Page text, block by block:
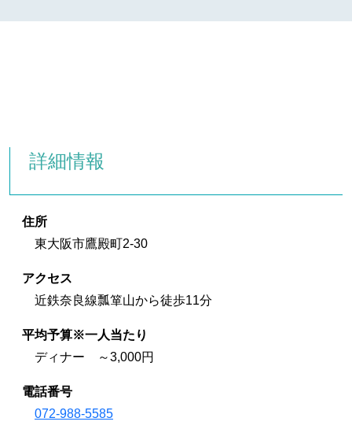
詳細情報
住所
東大阪市鷹殿町2-30
アクセス
近鉄奈良線瓢箪山から徒歩11分
平均予算※一人当たり
ディナー ～3,000円
電話番号
072-988-5585